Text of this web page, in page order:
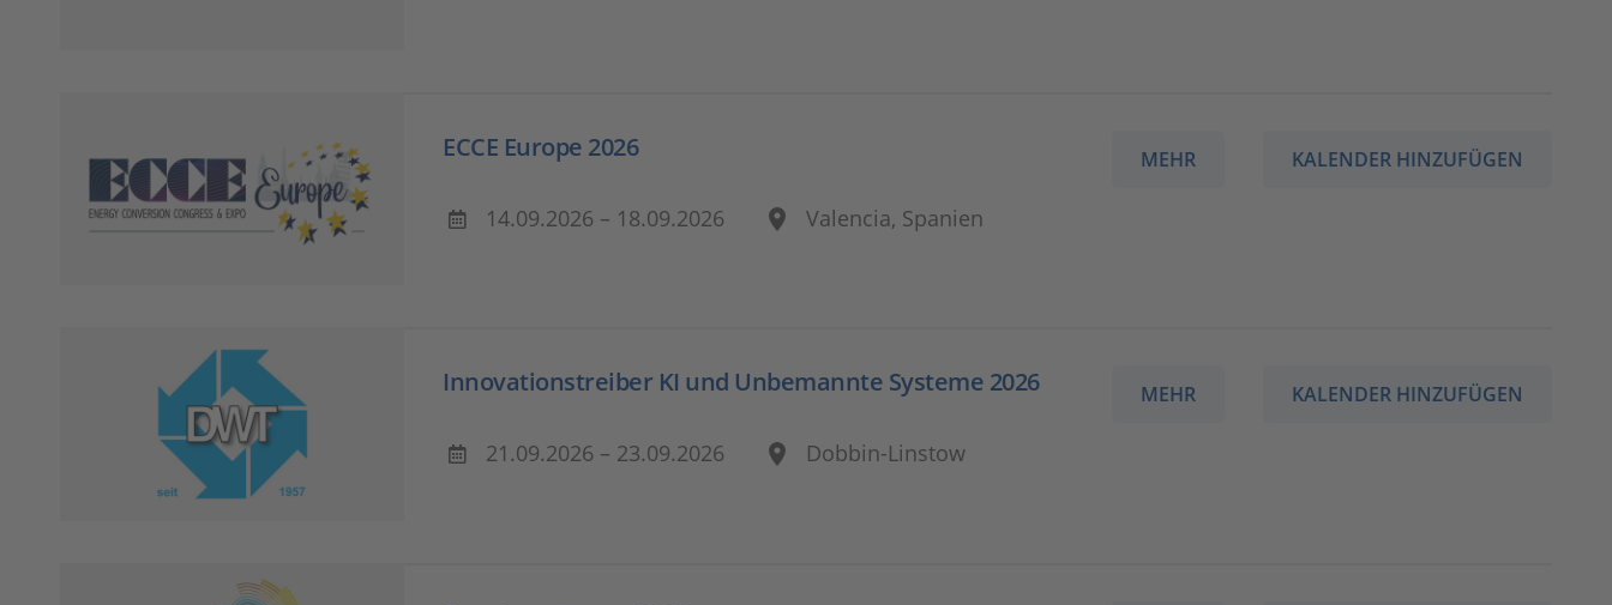
ECCE Europe 2026
14.09.2026 – 18.09.2026 Valencia, Spanien
MEHR KALENDER HINZUFÜGEN
Innovationstreiber KI und Unbemannte Systeme 2026
21.09.2026 – 23.09.2026 Dobbin-Linstow
MEHR KALENDER HINZUFÜGEN